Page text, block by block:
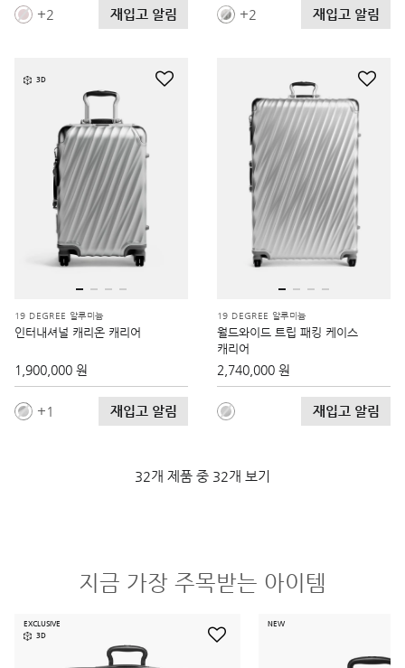
2 재입고 알림 2 재입고 알림
3D
19 DEGREE 알루미늄
인터내셔널 캐리온 캐리어
1,900,000 원
1 재입고 알림
19 DEGREE 알루미늄
월드와이드 트립 패킹 케이스
캐리어
2,740,000 원
재입고 알림
32개 제품 중 32개 보기
지금 가장 주목받는 아이템
EXCLUSIVE
3D
NEW